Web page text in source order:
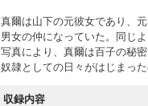
真爾は山下の元彼女であり、
男女の仲になっていた。同じ
写真により、真爾は百子の秘
奴隷としての日々がはじまっ
収録内容